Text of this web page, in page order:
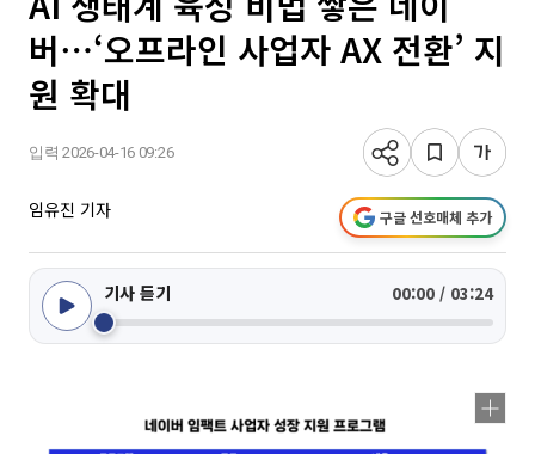
버⋯‘오프라인 사업자 AX 전환’ 지
원 확대
입력 2026-04-16 09:26
임유진 기자 구글 선호매체 추가
기사 듣기 00:00 / 03:24